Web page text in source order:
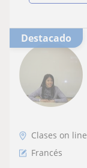
Destacado
Clases on line
Francés